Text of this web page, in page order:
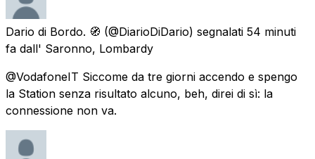
Dario di Bordo. 🧭 (@DiarioDiDario) segnalati 54 minuti
fa dall' Saronno, Lombardy
@VodafoneIT Siccome da tre giorni accendo e spengo
la Station senza risultato alcuno, beh, direi di sì: la
connessione non va.